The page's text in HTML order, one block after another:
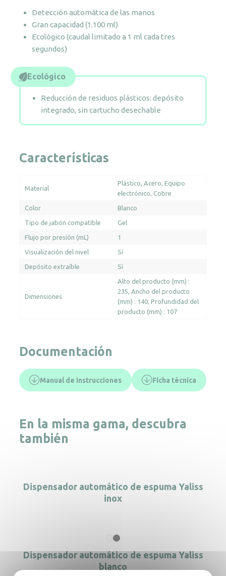
Detección automática de las manos
Gran capacidad (1.100 ml)
Ecológico (caudal limitado a 1 ml cada tres
segundos)
Ecológico
Reducción de residuos plásticos: depósito
integrado, sin cartucho desechable
Características
Material
Plástico Acero Equipo
electrónico Cobre
Color Blanco
Tipo de jabón compatible Gel
Flujo por presión (mL) 1
Visualización del nivel Sí
Depósito extraíble Sí
Dimensiones
Alto del producto (mm) :
235 Ancho del producto
(mm) : 140 Profundidad del
producto (mm) : 107
Documentación
Manual de instrucciones Ficha técnica
En la misma gama, descubra
también
Dispensador automático de espuma Yaliss
inox
Dispensador automático de espuma Yaliss
blanco